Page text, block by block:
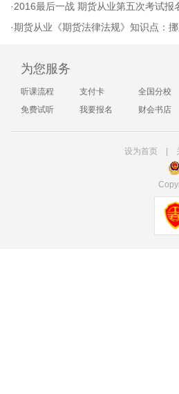
·2016最后一战 期货从业第五次考试报
·期货从业《期货法律法规》知识点：
为您服务
听课流程 支付卡 全国分校
免费试听
我要报名 财会书店
设为首页|